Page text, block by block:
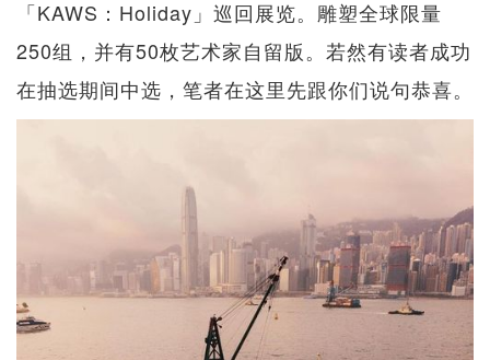
「KAWS：Holiday」巡回展览。雕塑全球限量
250组，并有50枚艺术家自留版。若然有读者成功
在抽选期间中选，笔者在这里先跟你们说句恭喜。